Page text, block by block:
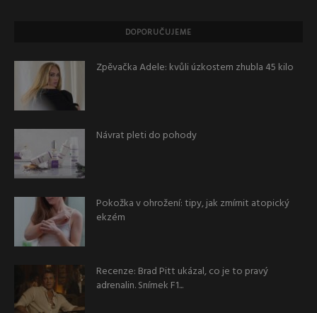
DOPORUČUJEME
Zpěvačka Adele: kvůli úzkostem zhubla 45 kilo
Návrat pleti do pohody
Pokožka v ohrožení: tipy, jak zmírnit atopický
ekzém
Recenze: Brad Pitt ukázal, co je to pravý
adrenalin. Snímek F1...